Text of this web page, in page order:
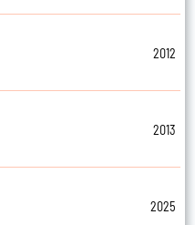
2012
2013
2025